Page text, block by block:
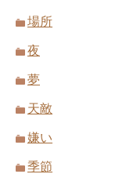
場所
夜
夢
天敵
嫌い
季節